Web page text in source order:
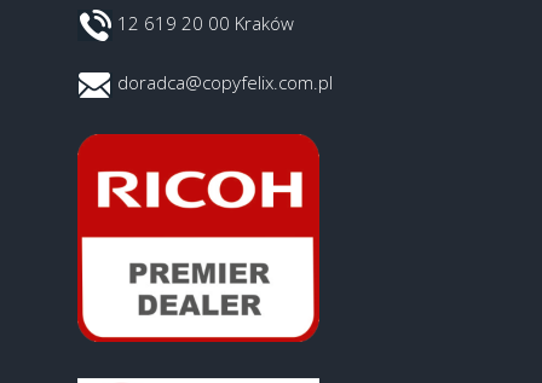
12 619 20 00 Kraków
doradca@copyfelix.com.pl